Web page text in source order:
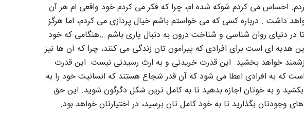
احساس می کردم شوکه شده ام، چرا که فکر می کردم خود واقعی ام هر آن
داشت . درباره کسی که می خواستم باشم خیال پردازی می کردم، اما هرگز
در دنیای روان شناسی و شناخت درون به دنبال یاری باشم …هنگامی که خود
هدیه ای است برای افرادی که پیرامون تان زندگی می کنند، چرا که آن ها نیز
خواهد بخشید. این قدرت خریدنی و به ارث رسیدنی نیست. این قدرت
که به افرادی اعطا می شود که آن قدر شجاع هستند که انسانیت خود را به
و به خوتان اجازه بدهید تا به کامل ترین شکل دگرگون شوید. این حق
بگذارید تا به خود کامل تان برسید، در اختیارتان خواهد بود.